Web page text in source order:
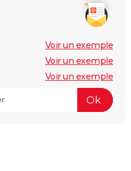
Voir un exemple
Voir un exemple
Voir un exemple